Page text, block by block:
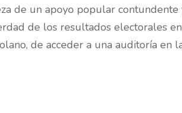
de un apoyo popular
de los resultados electorales
de acceder a una auditoría en